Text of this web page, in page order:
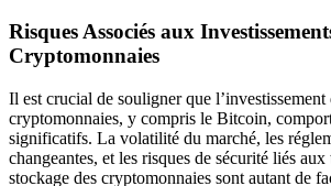
Risques Associés aux
Cryptomonnaies
Il est crucial de souligner que l’investissement
cryptomonnaies, y compris le Bitcoin,
significatifs. La volatilité du marché, les
changeantes, et les risques de sécurité liés aux
stockage des cryptomonnaies sont autant de